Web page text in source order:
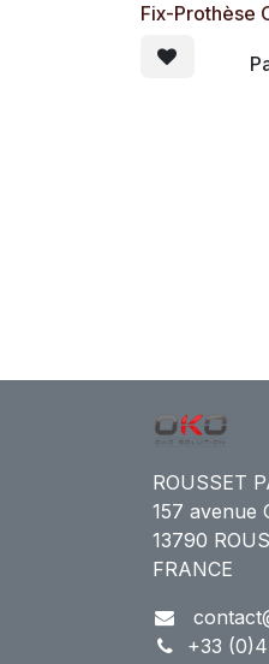
Fix-Prothèse
ROUSSET
157 avenue
13790
FRANCE
+33